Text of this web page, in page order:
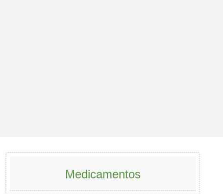
Medicamentos